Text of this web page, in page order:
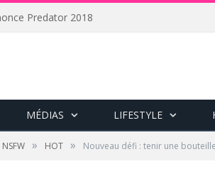
Predator 2018
MÉDIAS LIFESTYLE
NSFW » HOT » Nouveau défi : tenir une